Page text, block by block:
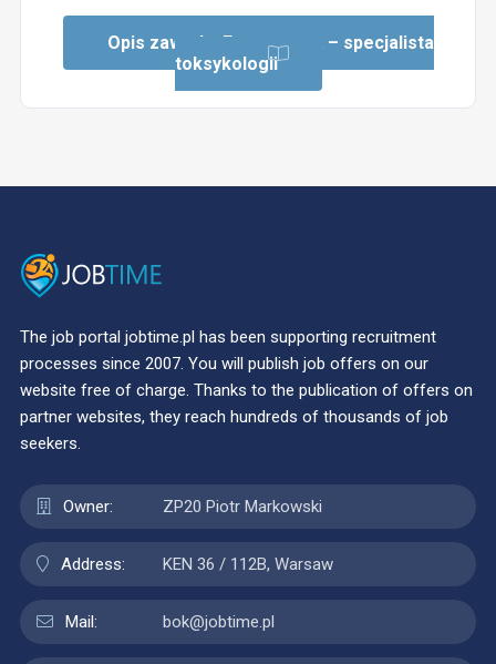
Opis zawodu: Farmaceuta – specjalista
toksykologii
The job portal jobtime.pl has been supporting recruitment
processes since 2007. You will publish job offers on our
website free of charge. Thanks to the publication of offers on
partner websites, they reach hundreds of thousands of job
seekers.
Owner: ZP20 Piotr Markowski
Address: KEN 36 / 112B, Warsaw
Mail: bok@jobtime.pl